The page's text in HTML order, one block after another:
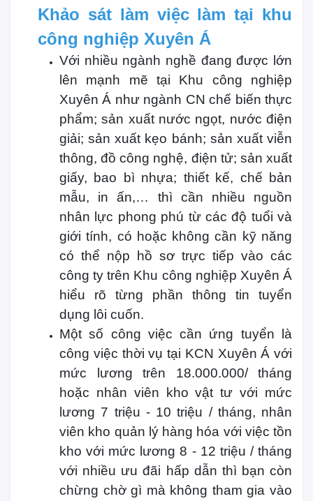
Khảo sát làm việc làm tại khu
công nghiệp Xuyên Á
Với nhiều ngành nghề đang được lớn
lên mạnh mẽ tại Khu công nghiệp
Xuyên Á như ngành CN chế biến thực
phẩm; sản xuất nước ngọt, nước điện
giải; sản xuất kẹo bánh; sản xuất viễn
thông, đồ công nghệ, điện tử; sản xuất
giấy, bao bì nhựa; thiết kế, chế bản
mẫu, in ấn,… thì cần nhiều nguồn
nhân lực phong phú từ các độ tuổi và
giới tính, có hoặc không cần kỹ năng
có thể nộp hồ sơ trực tiếp vào các
công ty trên Khu công nghiệp Xuyên Á
hiểu rõ từng phần thông tin tuyển
dụng lôi cuốn.
Một số công việc cần ứng tuyển là
công việc thời vụ tại KCN Xuyên Á với
mức lương trên 18.000.000/ tháng
hoặc nhân viên kho vật tư với mức
lương 7 triệu - 10 triệu / tháng, nhân
viên kho quản lý hàng hóa với việc tồn
kho với mức lương 8 - 12 triệu / tháng
với nhiều ưu đãi hấp dẫn thì bạn còn
chừng chờ gì mà không tham gia vào